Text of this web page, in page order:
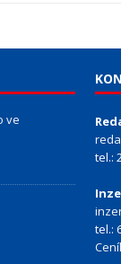
ve
tel.:
tel.: